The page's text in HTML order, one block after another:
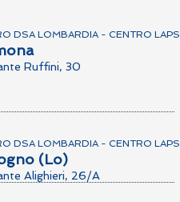
DSA LOMBARDIA - CENTRO LAPS
Ruffini, 30
DSA LOMBARDIA - CENTRO LAPS
(Lo)
Alighieri, 26/A